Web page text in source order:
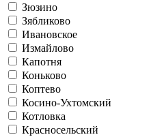
Зюзино
Зябликово
Ивановское
Измайлово
Капотня
Коньково
Коптево
Косино-Ухтомский
Котловка
Красносельский